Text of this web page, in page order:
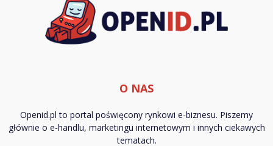
O NAS
Openid.pl to portal poświęcony rynkowi e-biznesu. Piszemy
głównie o e-handlu, marketingu internetowym i innych ciekawych
tematach.